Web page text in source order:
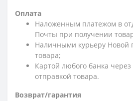
Оплата
Наложенным платежом в
Почты при получении
Наличными курьеру Новой
товара;
Картой любого банка через
отправкой товара.
Возврат/гарантия